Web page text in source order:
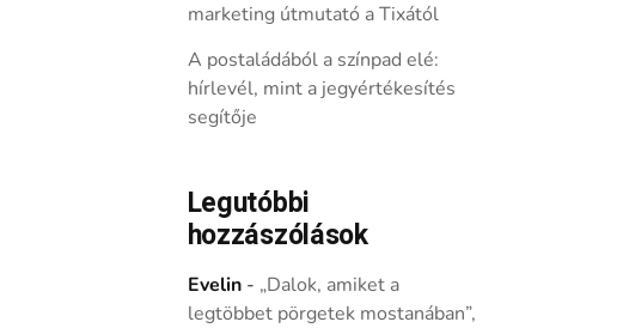
marketing útmutató a Tixától
A postaládából a színpad elé:
hírlevél, mint a jegyértékesítés
segítője
Legutóbbi
hozzászólások
Evelin- „Dalok, amiket a
legtöbbet pörgetek mostanában”,